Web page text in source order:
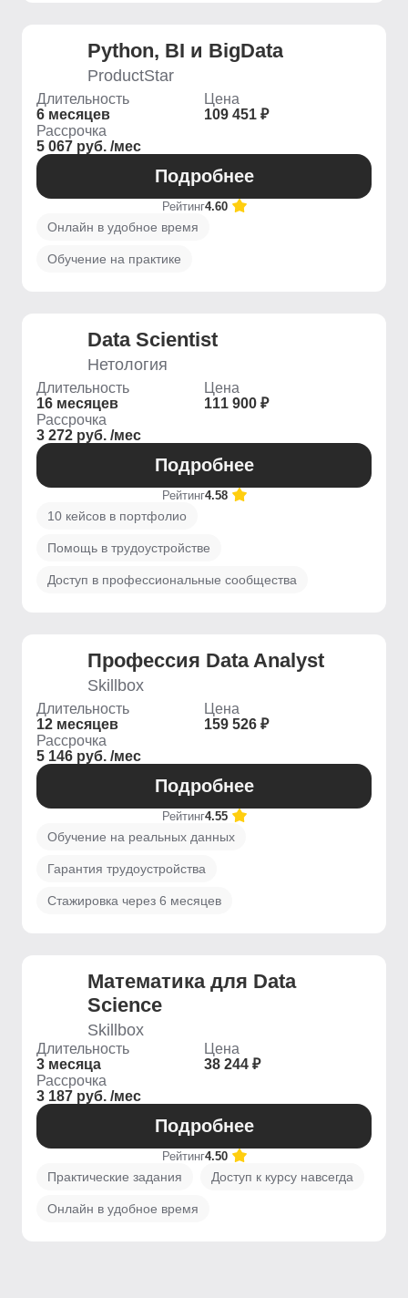
Python, BI и BigData
ProductStar
Длительность
6 месяцев
Цена
109 451 ₽
Рассрочка
5 067 руб. /мес
Подробнее
Рейтинг4.60
Онлайн в удобное время
Обучение на практике
Data Scientist
Нетология
Длительность
16 месяцев
Цена
111 900 ₽
Рассрочка
3 272 руб. /мес
Подробнее
Рейтинг4.58
10 кейсов в портфолио
Помощь в трудоустройстве
Доступ в профессиональные сообщества
Профессия Data Analyst
Skillbox
Длительность
12 месяцев
Цена
159 526 ₽
Рассрочка
5 146 руб. /мес
Подробнее
Рейтинг4.55
Обучение на реальных данных
Гарантия трудоустройства
Стажировка через 6 месяцев
Математика для Data
Science
Skillbox
Длительность
3 месяца
Цена
38 244 ₽
Рассрочка
3 187 руб. /мес
Подробнее
Рейтинг4.50
Практические задания Доступ к курсу навсегда
Онлайн в удобное время